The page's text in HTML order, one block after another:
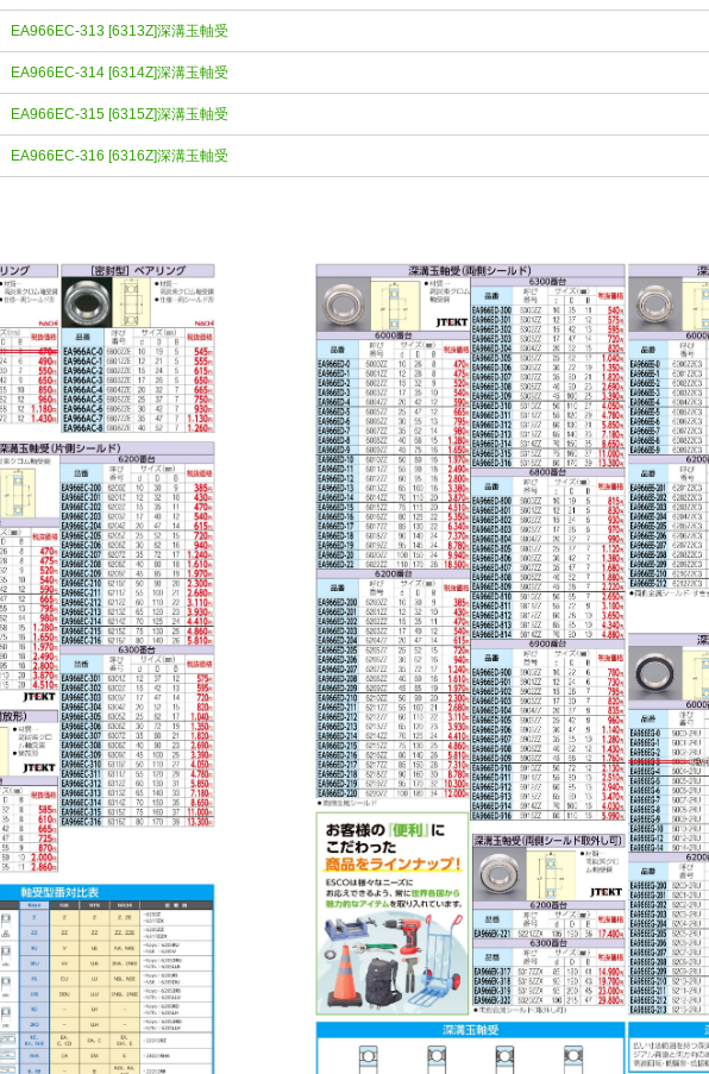
EA966EC-313 [6313Z]深溝玉軸受
EA966EC-314 [6314Z]深溝玉軸受
EA966EC-315 [6315Z]深溝玉軸受
EA966EC-316 [6316Z]深溝玉軸受